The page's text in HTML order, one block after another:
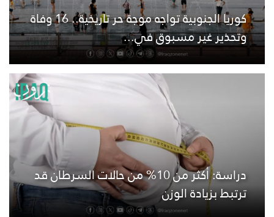
كوريا الجنوبية تواجه موجة حر تاريخية.. 16 وفاة
وتحذير غير مسبوق في...
دراسة: أكثر من 10% من حالات السرطان قد
ترتبط بزيادة الوزن